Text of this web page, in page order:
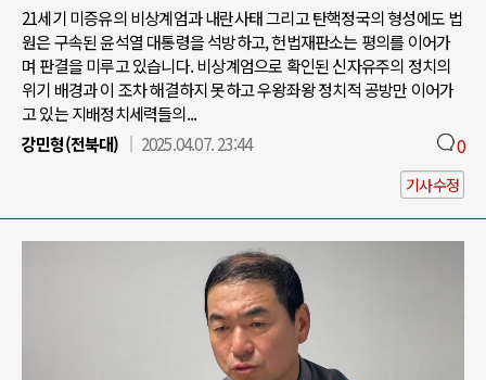
21세기 미증유의 비상계엄과 내란사태 그리고 탄핵정국의 형성에도 법
원은 구속된 윤석열 대통령을 석방하고, 헌법재판소는 평의를 이어가
며 판결을 미루고 있습니다. 비상계엄으로 확인된 신자유주의 정치의
위기 배경과 이 조차 해결하지 못하고 우왕좌왕 정치적 공방만 이어가
고 있는 지배정치세력들의...
강민형(전북대)
2025.04.07. 23:44 0
기사수정